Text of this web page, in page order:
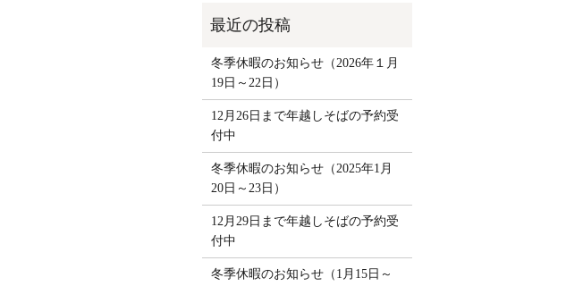
冬季休暇のお知らせ（2026年１月
19日～22日）
12月26日まで年越しそばの予約受
付中
冬季休暇のお知らせ（2025年1月
20日～23日）
12月29日まで年越しそばの予約受
付中
冬季休暇のお知らせ（1月15日～